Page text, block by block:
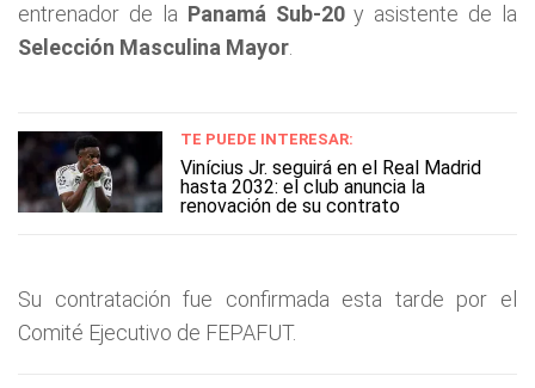
entrenador de la Panamá Sub-20y asistente de la
Selección Masculina Mayor
TE PUEDE INTERESAR:
Vinícius Jr. seguirá en el Real Madrid
hasta 2032: el club anuncia la
renovación de su contrato
Su contratación fue confirmada esta tarde por el
Comité Ejecutivo de FEPAFUT.